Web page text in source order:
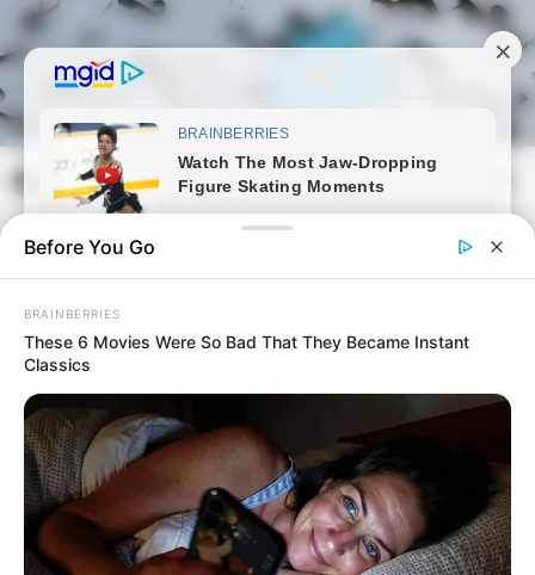
Skip
to
content
Magyarmozaik.com
Before You Go
BRAINBERRIES
These 6 Movies Were So Bad That They Became Instant
Classics